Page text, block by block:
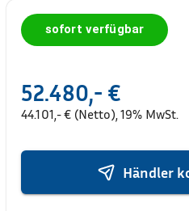
sofort verfügbar
52.480,- €
44.101,- € (Netto), 19% MwSt.
Händler